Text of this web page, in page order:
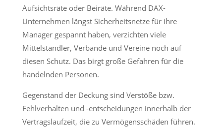
Aufsichtsräte oder Beiräte. Während DAX-
Unternehmen längst Sicherheitsnetze für ihre
Manager gespannt haben, verzichten viele
Mittelständler, Verbände und Vereine noch auf
diesen Schutz. Das birgt große Gefahren für die
handelnden Personen.
Gegenstand der Deckung sind Verstöße bzw.
Fehlverhalten und -entscheidungen innerhalb der
Vertragslaufzeit, die zu Vermögensschäden führen.